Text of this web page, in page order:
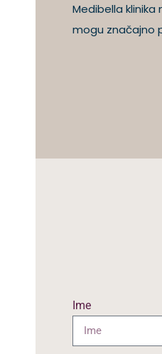
Medibella
mogu značajno
Ime